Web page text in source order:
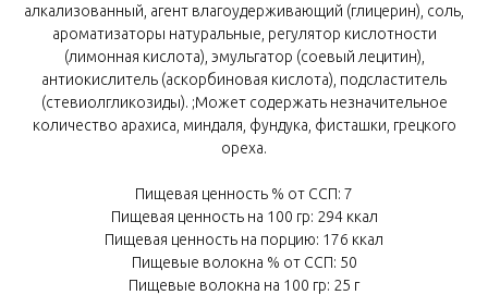
алкализованный, агент влагоудерживающий (глицерин), соль,
ароматизаторы натуральные, регулятор кислотности
(лимонная кислота), эмульгатор (соевый лецитин),
антиокислитель (аскорбиновая кислота), подсластитель
(стевиолгликозиды). ;Может содержать незначительное
количество арахиса, миндаля, фундука, фисташки, грецкого
ореха.
Пищевая ценность % от ССП: 7
Пищевая ценность на 100 гр: 294 ккал
Пищевая ценность на порцию: 176 ккал
Пищевые волокна % от ССП: 50
Пищевые волокна на 100 гр: 25 г